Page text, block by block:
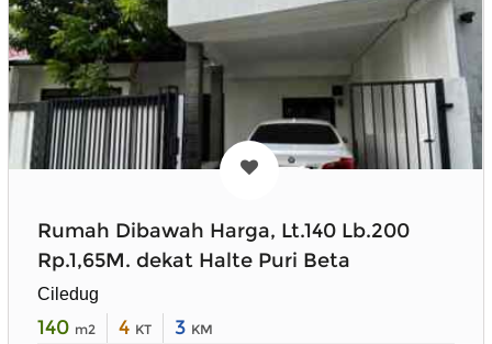
Rumah Dibawah Harga, Lt.140 Lb.200
Rp.1,65M. dekat Halte Puri Beta
Ciledug
140 m2 4 KT 3 KM